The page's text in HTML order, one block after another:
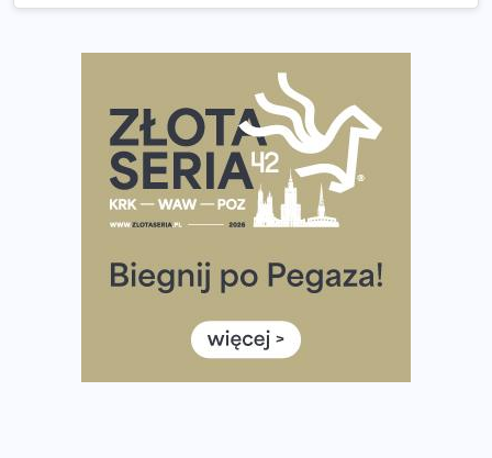
Praska 5k Run gospodarzem Mistrzostw Polski
Największy Bieg Powstania Warszawskiego w historii.
Ponad 12 tysięcy uczestników pobiegło dla Bohaterów!
Tętno vs tempo – czym kierować się w bieganiu?
Co ma dużo białka? Produkty, które warto włączyć do
Rozbiegany Olsztyn szykuje się na weekend z
Już w tę sobotę 35. Bieg Powstania Warszawskiego.
Wystartuje rekordowa liczba uczestników
35. Bieg Powstania Warszawskiego – praktyczny
poradnik przed startem